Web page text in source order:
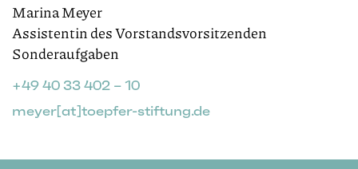
Marina Meyer
Assistentin des Vorstandsvorsitzenden
Sonderaufgaben
+49 40 33 402 – 10
meyer[at]toepfer-stiftung.de